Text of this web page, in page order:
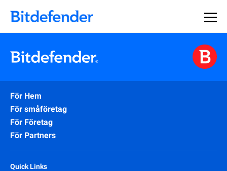
För Hem
För småföretag
För Företag
För Partners
Quick Links